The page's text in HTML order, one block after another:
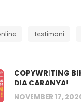
testimoni
COPYWRITING
DIA CARANYA!
NOVEMBER 17,